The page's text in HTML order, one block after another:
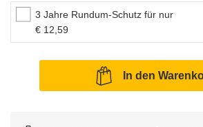
3 Jahre Rundum-Schutz für nur
€ 12,59
In den